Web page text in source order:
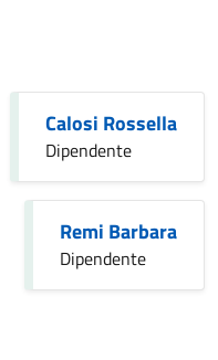
Calosi Rossella
Dipendente
Remi Barbara
Dipendente